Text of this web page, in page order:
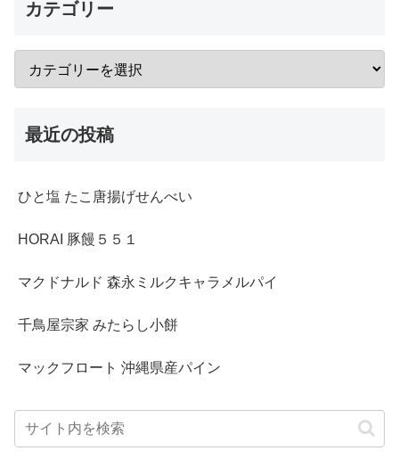
カテゴリー
最近の投稿
ひと塩 たこ唐揚げせんべい
HORAI 豚饅５５１
マクドナルド 森永ミルクキャラメルパイ
千鳥屋宗家 みたらし小餅
マックフロート 沖縄県産パイン